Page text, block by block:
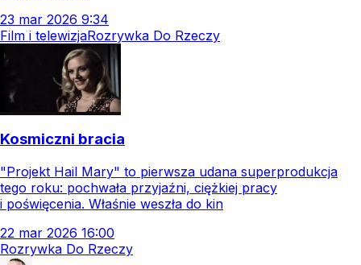
23 mar 2026 9:34
Film i telewizjaRozrywka Do Rzeczy
Kosmiczni bracia
"Projekt Hail Mary" to pierwsza udana superprodukcja
tego roku: pochwała przyjaźni, ciężkiej pracy
i poświęcenia. Właśnie weszła do kin
22 mar 2026 16:00
Rozrywka Do Rzeczy